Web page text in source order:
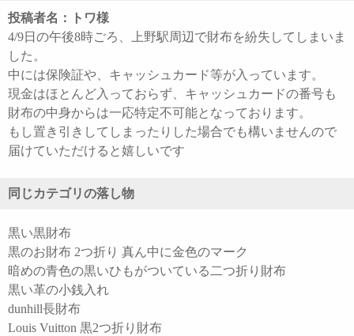
投稿者名：トワ様
4/9日の午後8時ごろ、上野駅周辺で財布を紛失してしまいま
した。
中には保険証や、キャッシュカード等が入っています。
現金はほとんど入っておらず、キャッシュカードの番号も
財布の中身からは一応特定不可能となっております。
もし置き引きしてしまったりした場合でも構いませんので
届けていただけると嬉しいです
同じカテゴリの落し物
黒い黒財布
黒のお財布 2つ折り 真ん中に金色のマーク
暗めの青色の黒いひもがついている二つ折り財布
黒い革の小銭入れ
dunhill長財布
Louis Vuitton 黒2つ折り財布